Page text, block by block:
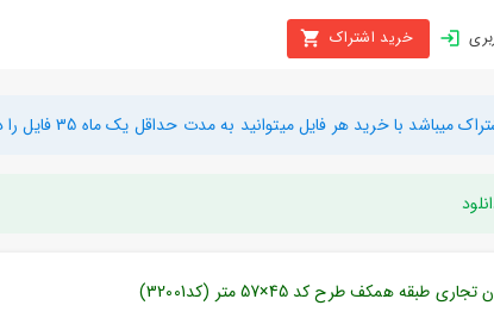
با خرید هر فایل میتوانید به مدت حداقل یک ماه 35 فایل را دانلود کنید
همکف طرح کد 45×57 متر (کد32001)